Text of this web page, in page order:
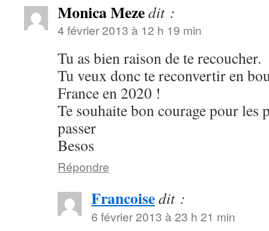
Monica Mezedit :
4 février 2013 à 12 h 19 min
Tu as bien raison de te recoucher.
Tu veux donc te reconvertir en
France en 2020 !
Te souhaite bon courage pour les
passer
Besos
Répondre
Francoisedit :
6 février 2013 à 23 h 21 min